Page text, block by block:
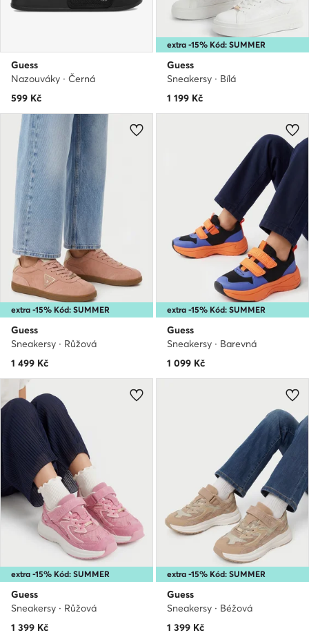
Guess
Nazouváky · Černá
599 Kč
extra -15% Kód: SUMMER
Guess
Sneakersy · Bílá
1 199 Kč
extra -15% Kód: SUMMER
Guess
Sneakersy · Růžová
1 499 Kč
extra -15% Kód: SUMMER
Guess
Sneakersy · Barevná
1 099 Kč
extra -15% Kód: SUMMER
Guess
Sneakersy · Růžová
1 399 Kč
extra -15% Kód: SUMMER
Guess
Sneakersy · Béžová
1 399 Kč